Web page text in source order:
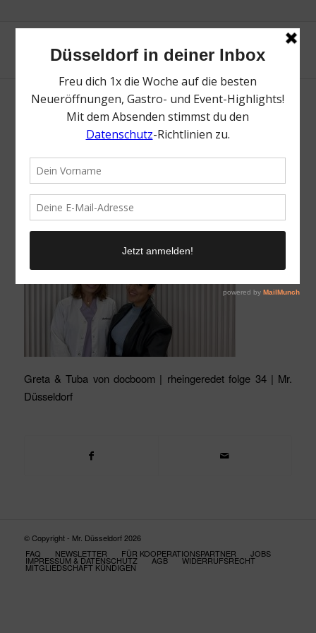
Greta & Tuba von docboom | rheingeredet
Greta & Tuba von docboom | rheingeredet folge 34 | Mr.
Düsseldorf
© Copyright - Mr. Düsseldorf 2026
FAQ
NEWSLETTER FÜR KOOPERATIONSPARTNER JOBS
IMPRESSUM & DATENSCHUTZ AGB WIDERRUFSRECHT
MITGLIEDSCHAFT KÜNDIGEN